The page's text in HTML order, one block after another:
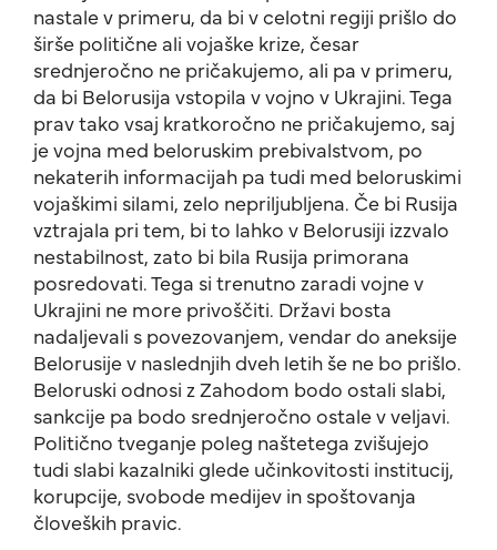
nastale v primeru, da bi v celotni regiji prišlo do
širše politične ali vojaške krize, česar
srednjeročno ne pričakujemo, ali pa v primeru,
da bi Belorusija vstopila v vojno v Ukrajini. Tega
prav tako vsaj kratkoročno ne pričakujemo, saj
je vojna med beloruskim prebivalstvom, po
nekaterih informacijah pa tudi med beloruskimi
vojaškimi silami, zelo nepriljubljena. Če bi Rusija
vztrajala pri tem, bi to lahko v Belorusiji izzvalo
nestabilnost, zato bi bila Rusija primorana
posredovati. Tega si trenutno zaradi vojne v
Ukrajini ne more privoščiti. Državi bosta
nadaljevali s povezovanjem, vendar do aneksije
Belorusije v naslednjih dveh letih še ne bo prišlo.
Beloruski odnosi z Zahodom bodo ostali slabi,
sankcije pa bodo srednjeročno ostale v veljavi.
Politično tveganje poleg naštetega zvišujejo
tudi slabi kazalniki glede učinkovitosti institucij,
korupcije, svobode medijev in spoštovanja
človeških pravic.